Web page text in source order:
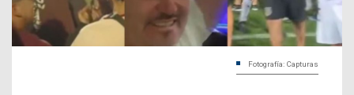
Fotografía: Capturas